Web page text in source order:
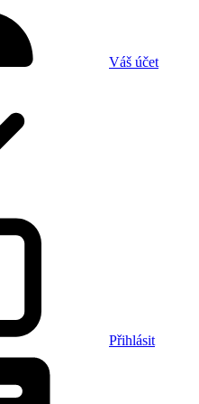
Váš účet
Přihlásit